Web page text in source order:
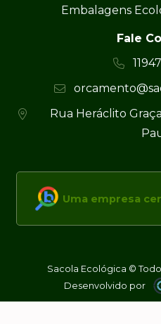
Embalagens
Fale
Rua Heráclito
Uma empresa
Sacola Ecológica ©
Desenvolvido por